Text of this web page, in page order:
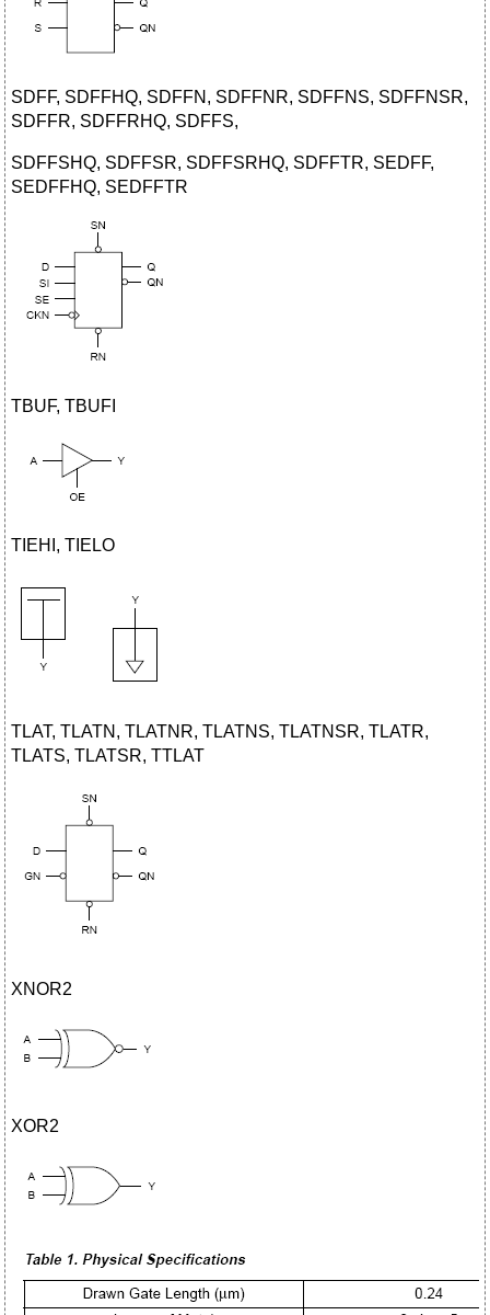
SDFF, SDFFHQ, SDFFN, SDFFNR, SDFFNS, SDFFNSR,
SDFFR, SDFFRHQ, SDFFS,
SDFFSHQ, SDFFSR, SDFFSRHQ, SDFFTR, SEDFF,
SEDFFHQ, SEDFFTR
TBUF, TBUFI
TIEHI, TIELO
TLAT, TLATN, TLATNR, TLATNS, TLATNSR, TLATR,
TLATS, TLATSR, TTLAT
XNOR2
XOR2